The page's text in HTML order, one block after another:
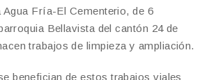
Fría-El Cementerio, de 6
Bellavista del cantón 24 de
trabajos de limpieza y ampliación.
benefician de estos trabajos viales